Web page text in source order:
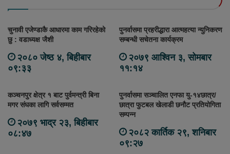
चुनावी एजेण्डाकै आधारमा काम गरिरहेको
छु : वडाध्यक्ष जैशी
२०८० जेष्ठ ४, बिहीबार
०९:३३
पुनर्वासमा प्रहरीद्धारा आत्महत्या न्युनिकरण
सम्बन्धी सचेतना कार्यक्रम
२०७९ आश्विन ३, सोमबार
११:१४
कञ्चनपुर क्षेत्र १ बाट पुर्वमन्त्री बिना
मगर संघका लागि सर्वसम्मत
२०७९ भाद्र २३, बिहीबार
०८:४७
पुनर्वासमा सञ्चालित एनफा यु-१४छात्र/
छात्रा फुटबल खेलाडी छनौट प्रतियोगिता
सम्पन्न
२०८२ कार्तिक २९, शनिबार
०९:२७